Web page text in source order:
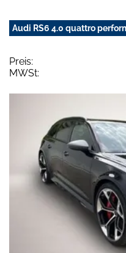
Audi RS6 4.0 quattro
Preis:
MWSt: